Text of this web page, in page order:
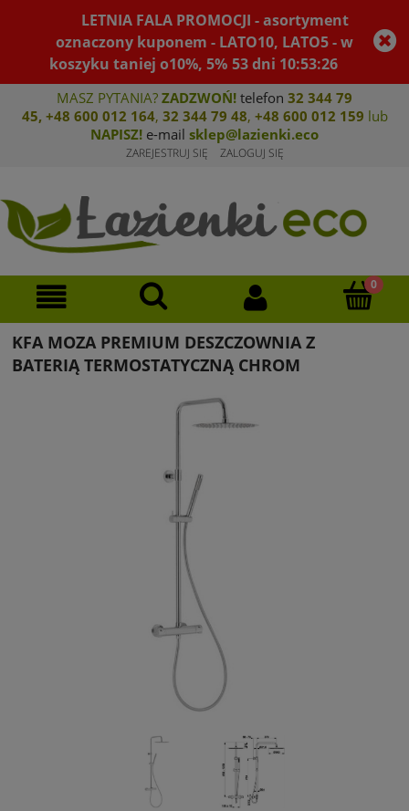
LETNIA FALA PROMOCJI - asortyment
oznaczony kuponem - LATO10, LATO5 - w
koszyku taniej o10%, 5% 53dni 10:53:26
MASZ PYTANIA? ZADZWOŃ! telefon 32 344 79
45, +48 600 012 164, 32 344 79 48, +48 600 012 159 lub
NAPISZ! e-mail sklep@lazienki.eco
ZAREJESTRUJ SIĘ ZALOGUJ SIĘ
KFA MOZA PREMIUM DESZCZOWNIA Z
BATERIĄ TERMOSTATYCZNĄ CHROM